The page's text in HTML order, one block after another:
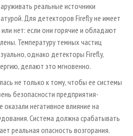
реальные источники
Для детекторов Firefly не имеет
нет: если они горячие и обладают
Температуру темных частиц
однако детекторы Firefly,
делают это мгновенно.
не только к тому, чтобы ее системы
безопасности предприятия-
оказали негативное влияние на
Система должна срабатывать
реальная опасность возгорания.